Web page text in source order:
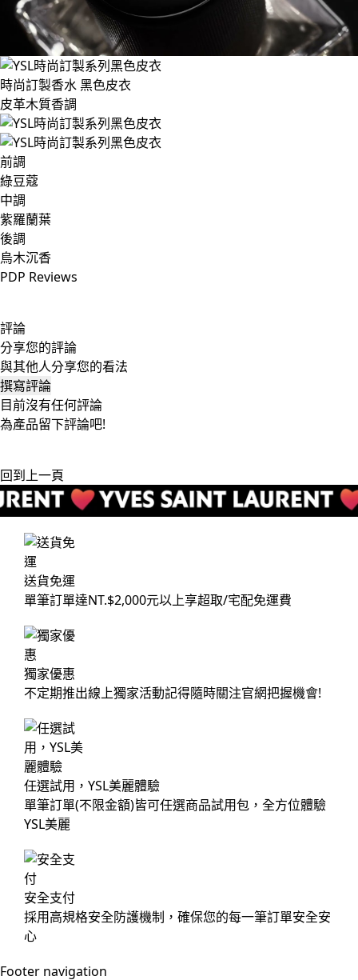
時尚訂製香水 黑色皮衣
皮革木質香調
前調
綠豆蔻
中調
紫羅蘭葉
後調
烏木沉香
PDP Reviews
評論
分享您的評論
與其他人分享您的看法
撰寫評論
目前沒有任何評論
為產品留下評論吧!
回到上一頁
送貨免運
單筆訂單達NT.$2,000元以上享超取/宅配免運費
獨家優惠
不定期推出線上獨家活動記得隨時關注官網把握機會!
任選試用，YSL美麗體驗
單筆訂單(不限金額)皆可任選商品試用包，全方位體驗
YSL美麗
安全支付
採用高規格安全防護機制，確保您的每一筆訂單安全安
心
Footer navigation